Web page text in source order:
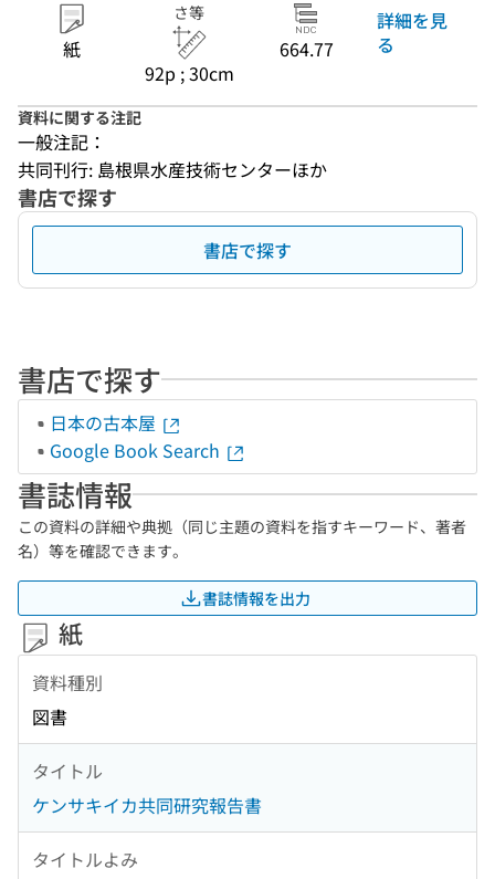
紙
さ等
92p ; 30cm
664.77
詳細を見
る
資料に関する注記
一般注記：
共同刊行: 島根県水産技術センターほか
書店で探す
書店で探す
書店で探す
日本の古本屋
Google Book Search
書誌情報
この資料の詳細や典拠（同じ主題の資料を指すキーワード、著者
名）等を確認できます。
書誌情報を出力
紙
資料種別
図書
タイトル
ケンサキイカ共同研究報告書
タイトルよみ